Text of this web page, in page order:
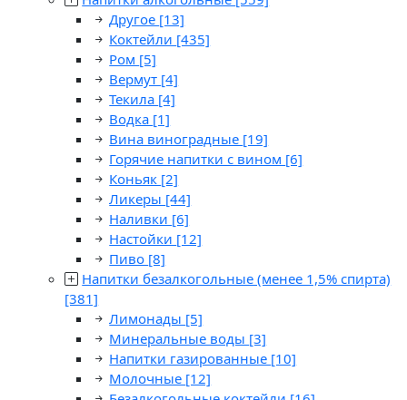
Другое [13]
Коктейли [435]
Ром [5]
Вермут [4]
Текила [4]
Водка [1]
Вина виноградные [19]
Горячие напитки с вином [6]
Коньяк [2]
Ликеры [44]
Наливки [6]
Настойки [12]
Пиво [8]
Напитки безалкогольные (менее 1,5% спирта)
[381]
Лимонады [5]
Минеральные воды [3]
Напитки газированные [10]
Молочные [12]